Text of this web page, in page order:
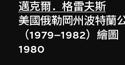
邁克爾．格雷夫斯
美國俄勒岡州波特蘭
（1979–1982）繪圖
1980